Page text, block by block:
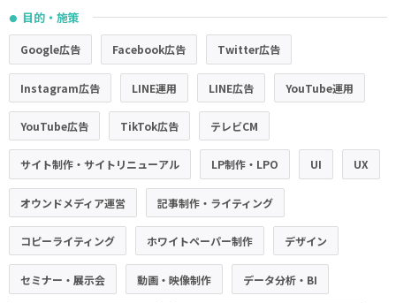
● 目的・施策
Google広告 Facebook広告 Twitter広告
Instagram広告 LINE運用 LINE広告 YouTube運用
YouTube広告 TikTok広告 テレビCM
サイト制作・サイトリニューアル LP制作・LPO UI UX
オウンドメディア運営 記事制作・ライティング
コピーライティング ホワイトペーパー制作 デザイン
セミナー・展示会 動画・映像制作 データ分析・BI